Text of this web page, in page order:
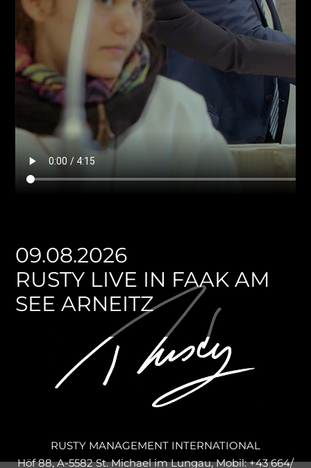
09.08.2026
RUSTY LIVE IN FAAK AM
SEE ARNEITZ
RUSTY MANAGEMENT INTERNATIONAL
Höf 88, A-5582 St. Michael im Lungau, Mobil: +43 664/